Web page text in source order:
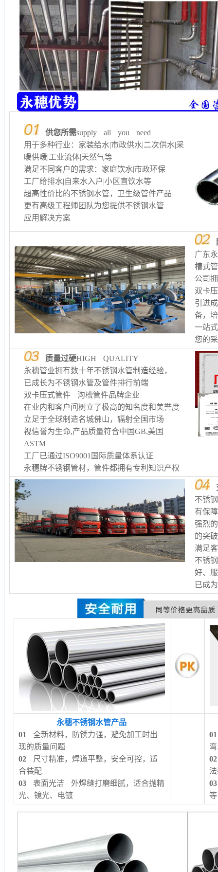
供您所需supply all you need
用于多种行业：家装给水|市政供水|二次供水|采
暖供暖|工业流体|天然气等
满足不同客户的需求：家庭饮水|市政环保
工厂给排水|自来水入户|小区直饮水等
超高性价比的不锈钢水管，卫生级管件产品
更有高级工程师团队为您提供不锈钢水管
应用解决方案
广东
槽式
公司
双卡
引进
备，
一站
您的
质量过硬HIGH QUALITY
永穗管业拥有数十年不锈钢水管制造经验，
已成长为不锈钢水管及管件排行前端
双卡压式管件 沟槽管件品牌企业
在业内和客户间树立了极高的知名度和美誉度
立足于全球制造名城佛山，辐射全国市场
视信誉为生命,产品质量符合中国GB,美国
ASTM
工厂已通过ISO9001国际质量体系认证
永穗牌不锈钢管材，管件都拥有专利知识产权
不锈
有保障
强烈
的突
满足
不锈
好、
已成
永穗不锈钢水管产品
01
全新材料，防锈力强，避免加工时出
现的质量问题
02 尺寸精准，焊道平整，安全可控，适
合装配
03 表面光洁 外焊缝打磨细腻，适合抛精
光、镜光、电镀
01
02
03